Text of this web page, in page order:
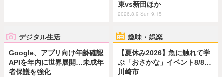
東vs新田ほか
2026.8.9 Sun 9:15
デジタル生活
Google、アプリ向け年齢確認
APIを年内に世界展開…未成年
者保護を強化
趣味・娯楽
【夏休み2026】魚に触れて学
ぶ「おさかな」イベント8/8…
川崎市